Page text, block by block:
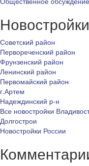
Советский район
Первореченский район
Фрунзенский район
Ленинский район
Первомайский район
г.Артем
Надеждинский р-н
Все новостройки
Долгострои
Новостройки России